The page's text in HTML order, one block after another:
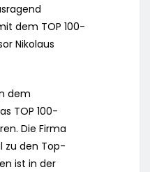
dem TOP 100-
Nikolaus
dem
TOP 100-
Die Firma
zu den Top-
ist in der